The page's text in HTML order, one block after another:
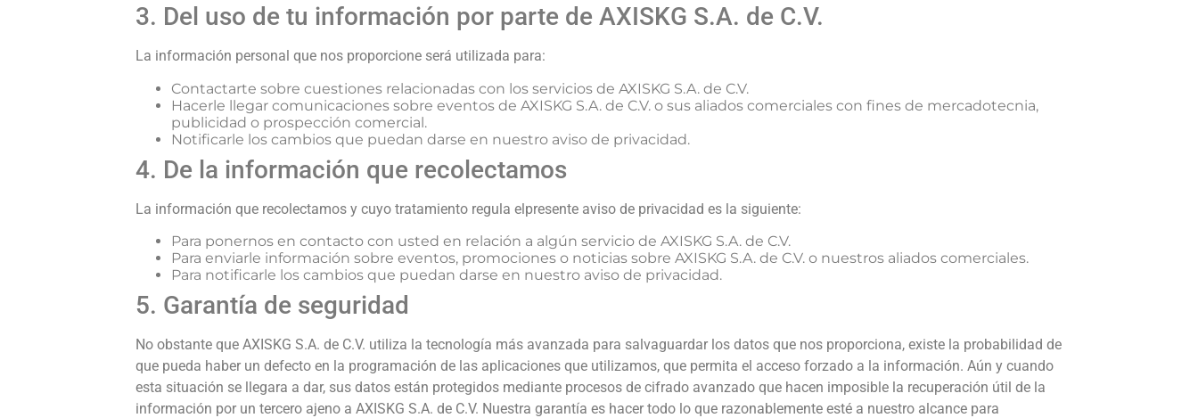
3. Del uso de tu información por parte de AXISKG S.A. de C.V.
La información personal que nos proporcione será utilizada para:
Contactarte sobre cuestiones relacionadas con los servicios de AXISKG S.A. de C.V.
Hacerle llegar comunicaciones sobre eventos de AXISKG S.A. de C.V. o sus aliados comerciales con fines de mercadotecnia,
publicidad o prospección comercial.
Notificarle los cambios que puedan darse en nuestro aviso de privacidad.
4. De la información que recolectamos
La información que recolectamos y cuyo tratamiento regula elpresente aviso de privacidad es la siguiente:
Para ponernos en contacto con usted en relación a algún servicio de AXISKG S.A. de C.V.
Para enviarle información sobre eventos, promociones o noticias sobre AXISKG S.A. de C.V. o nuestros aliados comerciales.
Para notificarle los cambios que puedan darse en nuestro aviso de privacidad.
5. Garantía de seguridad
No obstante que AXISKG S.A. de C.V. utiliza la tecnología más avanzada para salvaguardar los datos que nos proporciona, existe la probabilidad de
que pueda haber un defecto en la programación de las aplicaciones que utilizamos, que permita el acceso forzado a la información. Aún y cuando
esta situación se llegara a dar, sus datos están protegidos mediante procesos de cifrado avanzado que hacen imposible la recuperación útil de la
información por un tercero ajeno a AXISKG S.A. de C.V. Nuestra garantía es hacer todo lo que razonablemente esté a nuestro alcance para